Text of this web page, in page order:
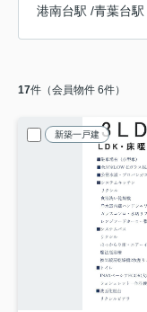
港南台駅 /青葉台駅
17件（会員物件 6件）
新築一戸建